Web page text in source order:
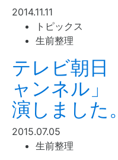
2014.11.11
トピックス
生前整理
テレビ朝日
ャンネル」
演しました。
2015.07.05
生前整理